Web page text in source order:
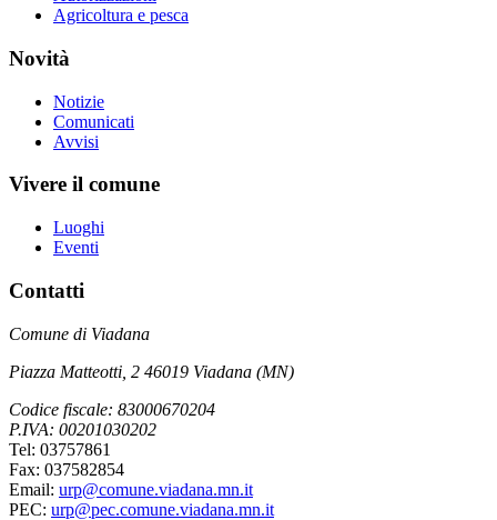
Agricoltura e pesca
Novità
Notizie
Comunicati
Avvisi
Vivere il comune
Luoghi
Eventi
Contatti
Comune di Viadana
Piazza Matteotti, 2 46019 Viadana (MN)
Codice fiscale: 83000670204
P.IVA: 00201030202
Tel: 03757861
Fax: 037582854
Email: urp@comune.viadana.mn.it
PEC: urp@pec.comune.viadana.mn.it